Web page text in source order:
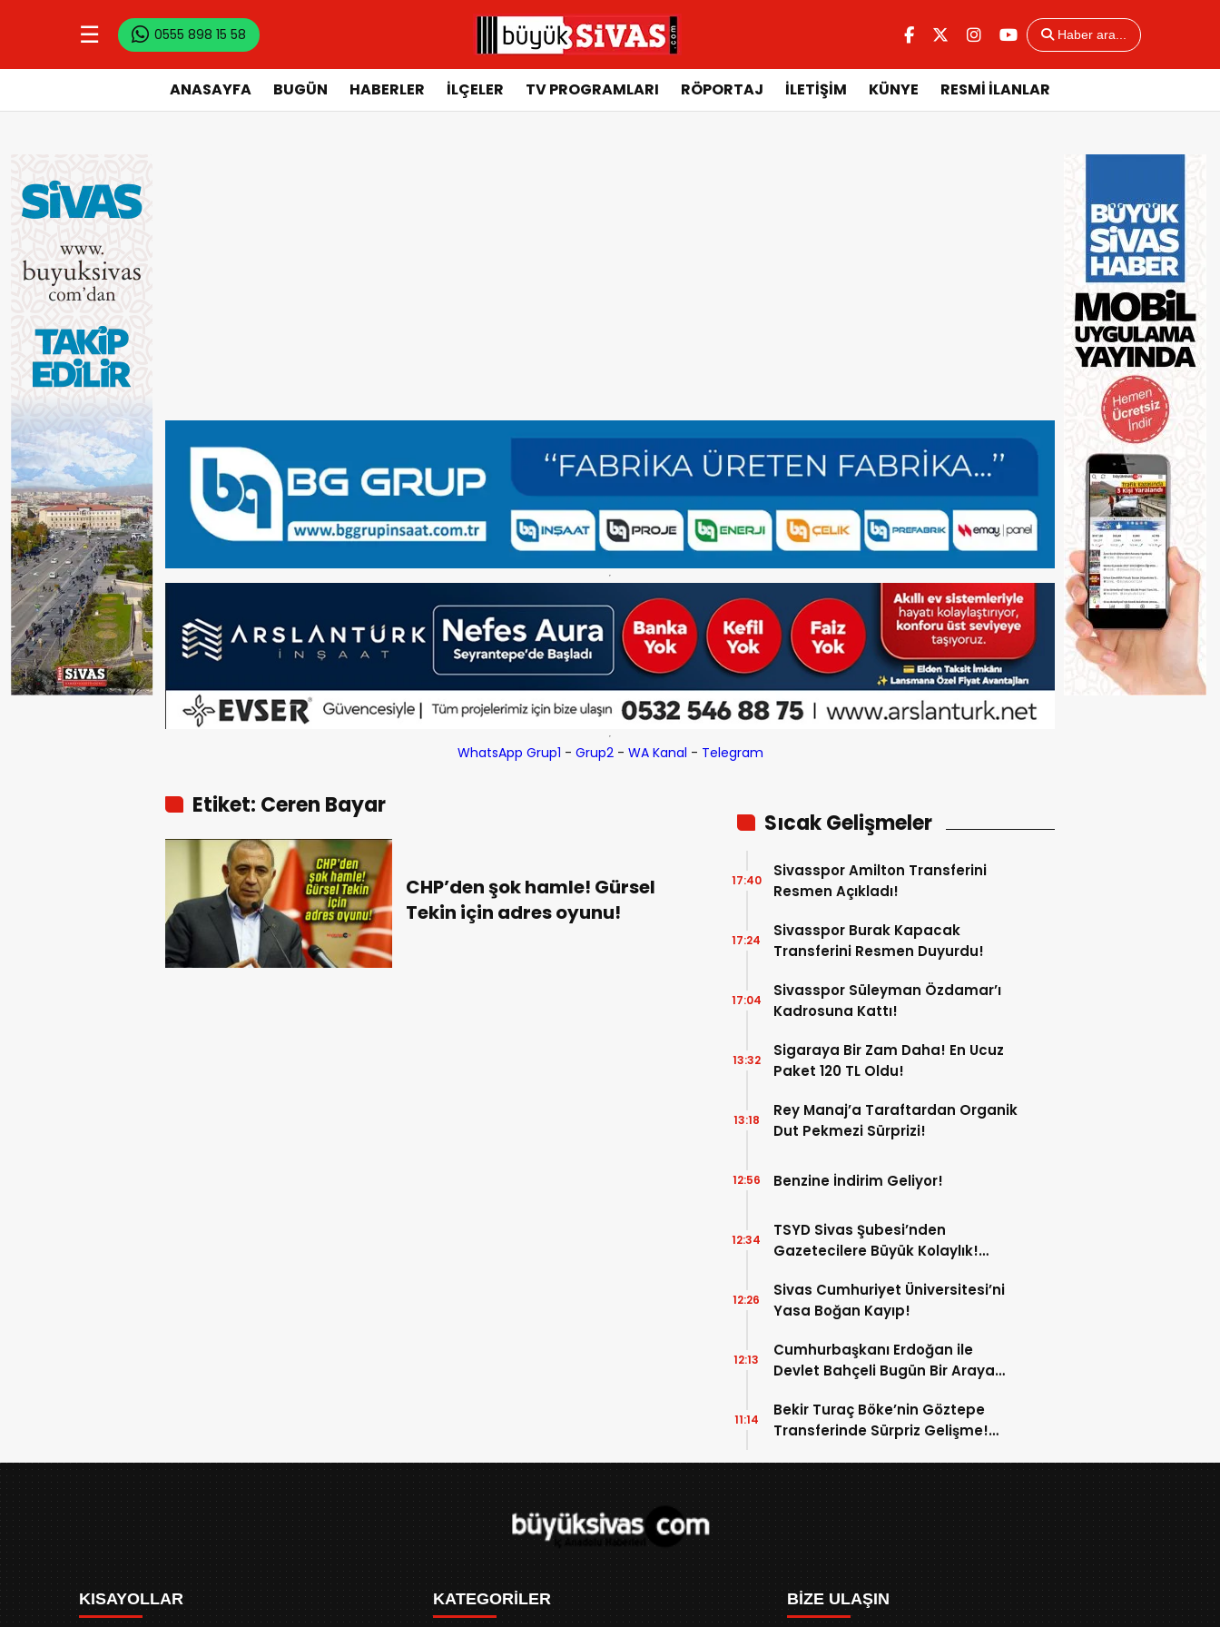
☰ 0555 898 15 58 Haber ara...
ANASAYFA BUGÜN HABERLER İLÇELER TV PROGRAMLARI RÖPORTAJ İLETİŞİM KÜNYE RESMİ İLANLAR
WhatsApp Grup1 - Grup2- WA Kanal - Telegram
Etiket: Ceren Bayar
CHP’den şok hamle! Gürsel
Tekin için adres oyunu!
Sıcak Gelişmeler
Sivasspor Amilton Transferini
Resmen Açıkladı!
17:40
Sivasspor Burak Kapacak
Transferini Resmen Duyurdu!
17:24
Sivasspor Süleyman Özdamar’ı
Kadrosuna Kattı!
17:04
Sigaraya Bir Zam Daha! En Ucuz
Paket 120 TL Oldu!
13:32
Rey Manaj’a Taraftardan Organik
Dut Pekmezi Sürprizi!
13:18
Benzine İndirim Geliyor!
12:56
TSYD Sivas Şubesi’nden
Gazetecilere Büyük Kolaylık!
Hizmete Girdi!
12:34
Sivas Cumhuriyet Üniversitesi’ni
Yasa Boğan Kayıp!
12:26
Cumhurbaşkanı Erdoğan ile
Devlet Bahçeli Bugün Bir Araya
12:13
Bekir Turaç Böke’nin Göztepe
Transferinde Sürpriz Gelişme!
11:14
KISAYOLLAR KATEGORİLER BİZE ULAŞIN